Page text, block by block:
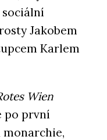
Jakobem
Karlem
Wien
po první
monarchie,